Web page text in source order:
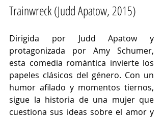
Trainwreck (Judd Apatow, 2015)
Dirigida por Judd Apatow y
protagonizada por Amy Schumer,
esta comedia romántica invierte los
papeles clásicos del género. Con un
humor afilado y momentos tiernos,
sigue la historia de una mujer que
cuestiona sus ideas sobre el amor y